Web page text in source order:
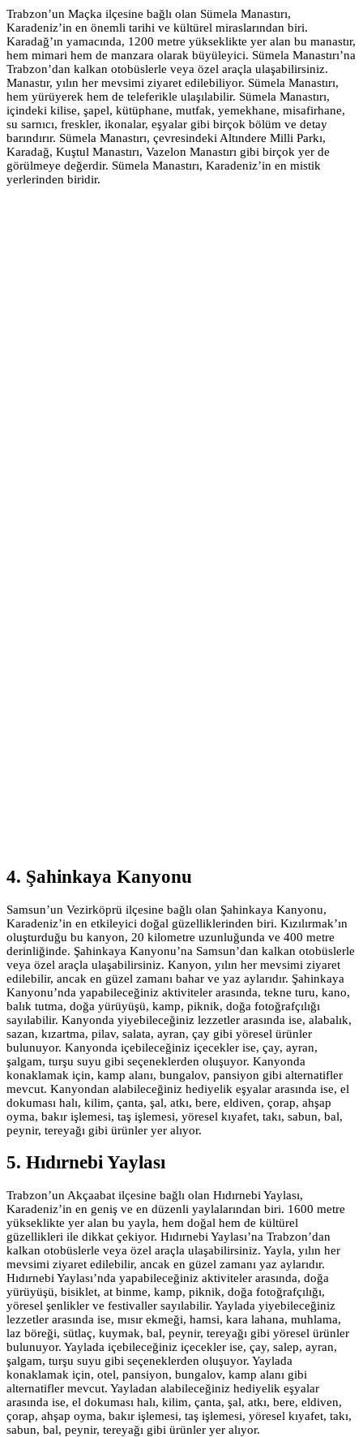
Trabzon’un Maçka ilçesine bağlı olan Sümela Manastırı,
Karadeniz’in en önemli tarihi ve kültürel miraslarından biri.
Karadağ’ın yamacında, 1200 metre yükseklikte yer alan bu manastır,
hem mimari hem de manzara olarak büyüleyici. Sümela Manastırı’na
Trabzon’dan kalkan otobüslerle veya özel araçla ulaşabilirsiniz.
Manastır, yılın her mevsimi ziyaret edilebiliyor. Sümela Manastırı,
hem yürüyerek hem de teleferikle ulaşılabilir. Sümela Manastırı,
içindeki kilise, şapel, kütüphane, mutfak, yemekhane, misafirhane,
su sarnıcı, freskler, ikonalar, eşyalar gibi birçok bölüm ve detay
barındırır. Sümela Manastırı, çevresindeki Altındere Milli Parkı,
Karadağ, Kuştul Manastırı, Vazelon Manastırı gibi birçok yer de
görülmeye değerdir. Sümela Manastırı, Karadeniz’in en mistik
yerlerinden biridir.
4. Şahinkaya Kanyonu
Samsun’un Vezirköprü ilçesine bağlı olan Şahinkaya Kanyonu,
Karadeniz’in en etkileyici doğal güzelliklerinden biri. Kızılırmak’ın
oluşturduğu bu kanyon, 20 kilometre uzunluğunda ve 400 metre
derinliğinde. Şahinkaya Kanyonu’na Samsun’dan kalkan otobüslerle
veya özel araçla ulaşabilirsiniz. Kanyon, yılın her mevsimi ziyaret
edilebilir, ancak en güzel zamanı bahar ve yaz aylarıdır. Şahinkaya
Kanyonu’nda yapabileceğiniz aktiviteler arasında, tekne turu, kano,
balık tutma, doğa yürüyüşü, kamp, piknik, doğa fotoğrafçılığı
sayılabilir. Kanyonda yiyebileceğiniz lezzetler arasında ise, alabalık,
sazan, kızartma, pilav, salata, ayran, çay gibi yöresel ürünler
bulunuyor. Kanyonda içebileceğiniz içecekler ise, çay, ayran,
şalgam, turşu suyu gibi seçeneklerden oluşuyor. Kanyonda
konaklamak için, kamp alanı, bungalov, pansiyon gibi alternatifler
mevcut. Kanyondan alabileceğiniz hediyelik eşyalar arasında ise, el
dokuması halı, kilim, çanta, şal, atkı, bere, eldiven, çorap, ahşap
oyma, bakır işlemesi, taş işlemesi, yöresel kıyafet, takı, sabun, bal,
peynir, tereyağı gibi ürünler yer alıyor.
5. Hıdırnebi Yaylası
Trabzon’un Akçaabat ilçesine bağlı olan Hıdırnebi Yaylası,
Karadeniz’in en geniş ve en düzenli yaylalarından biri. 1600 metre
yükseklikte yer alan bu yayla, hem doğal hem de kültürel
güzellikleri ile dikkat çekiyor. Hıdırnebi Yaylası’na Trabzon’dan
kalkan otobüslerle veya özel araçla ulaşabilirsiniz. Yayla, yılın her
mevsimi ziyaret edilebilir, ancak en güzel zamanı yaz aylarıdır.
Hıdırnebi Yaylası’nda yapabileceğiniz aktiviteler arasında, doğa
yürüyüşü, bisiklet, at binme, kamp, piknik, doğa fotoğrafçılığı,
yöresel şenlikler ve festivaller sayılabilir. Yaylada yiyebileceğiniz
lezzetler arasında ise, mısır ekmeği, hamsi, kara lahana, muhlama,
laz böreği, sütlaç, kuymak, bal, peynir, tereyağı gibi yöresel ürünler
bulunuyor. Yaylada içebileceğiniz içecekler ise, çay, salep, ayran,
şalgam, turşu suyu gibi seçeneklerden oluşuyor. Yaylada
konaklamak için, otel, pansiyon, bungalov, kamp alanı gibi
alternatifler mevcut. Yayladan alabileceğiniz hediyelik eşyalar
arasında ise, el dokuması halı, kilim, çanta, şal, atkı, bere, eldiven,
çorap, ahşap oyma, bakır işlemesi, taş işlemesi, yöresel kıyafet, takı,
sabun, bal, peynir, tereyağı gibi ürünler yer alıyor.